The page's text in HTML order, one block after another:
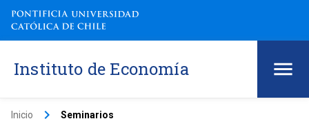
Instituto de Economía
Inicio keyboard_arrow_right Seminarios